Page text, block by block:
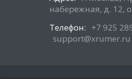
набережная, д. 12,
Телефон: +7 925
support@xrumer.ru